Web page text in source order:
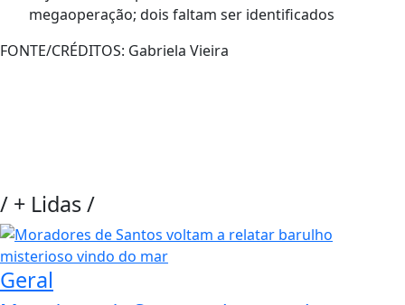
megaoperação; dois faltam ser identificados
FONTE/CRÉDITOS: Gabriela Vieira
/ + Lidas/
Geral